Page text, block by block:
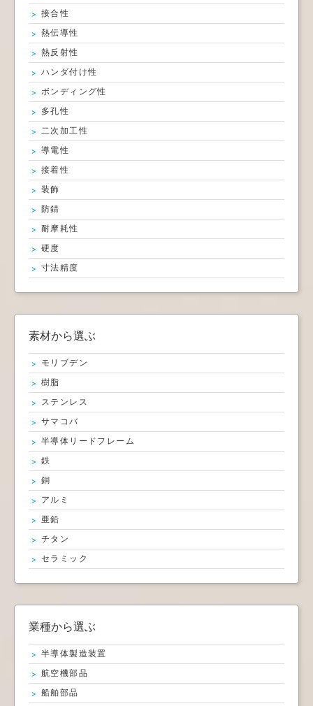
接合性
熱伝導性
熱反射性
ハンダ付け性
ボンディング性
多孔性
二次加工性
導電性
接着性
装飾
防錆
耐摩耗性
硬度
寸法精度
素材から選ぶ
モリブデン
樹脂
ステンレス
サマコバ
半導体リードフレーム
鉄
銅
アルミ
亜鉛
チタン
セラミック
業種から選ぶ
半導体製造装置
航空機部品
船舶部品